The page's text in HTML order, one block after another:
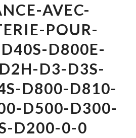
AVEC-
POUR-
D800E-
D3-D3S-
D800-D810-
D500-D300-
D200-0-0